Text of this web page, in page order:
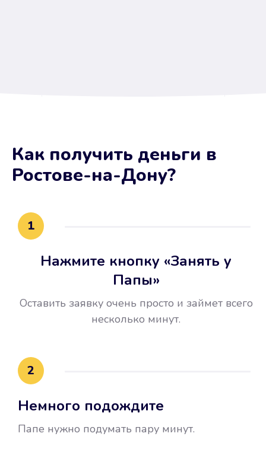
Не потребовались справки, залоги
и поручители. Папа вам доверяет.
воспользовались бесплатной
это открыло новые возможности в
Как получить деньги в
Ростове-на-Дону?
1
Нажмите кнопку «Занять у
Папы»
Оставить заявку очень просто и займет всего
несколько минут.
2
Немного подождите
Папе нужно подумать пару минут.